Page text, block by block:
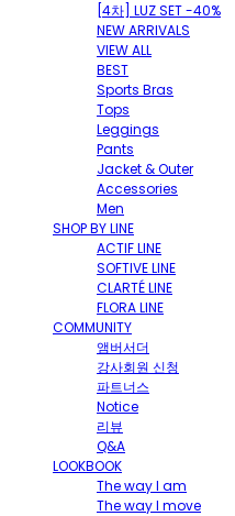
[4차] LUZ SET -40%
NEW ARRIVALS
VIEW ALL
BEST
Sports Bras
Tops
Leggings
Pants
Jacket & Outer
Accessories
Men
SHOP BY LINE
ACTIF LINE
SOFTIVE LINE
CLARTÉ LINE
FLORA LINE
COMMUNITY
앰버서더
강사회원 신청
파트너스
Notice
리뷰
Q&A
LOOKBOOK
The way I am
The way I move